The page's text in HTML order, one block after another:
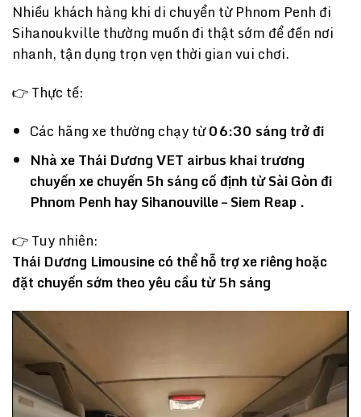
Nhiều khách hàng khi di chuyển từPhnom Penh đi
Sihanoukville thường muốn đi thật sớm để đến nơi
nhanh, tận dụng trọn vẹn thời gian vui chơi.
👉 Thực tế:
Các hãng xe thường chạy từ06:30 sáng trở đi
Nhà xe Thái Dương VET airbus khai trương
chuyến xe chuyến 5h sáng cố định từ Sài Gòn đi
Phnom Penh hay Sihanouville – Siem Reap .
👉 Tuy nhiên:
Thái Dương Limousine có thể hỗ trợ xe riêng hoặc
đặt chuyến sớm theo yêu cầu từ 5h sáng